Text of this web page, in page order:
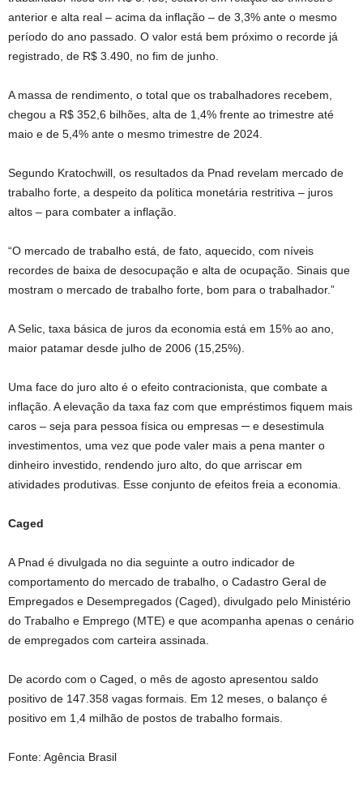
anterior e alta real – acima da inflação – de 3,3% ante o mesmo
período do ano passado. O valor está bem próximo o recorde já
registrado, de R$ 3.490, no fim de junho.
A massa de rendimento, o total que os trabalhadores recebem,
chegou a R$ 352,6 bilhões, alta de 1,4% frente ao trimestre até
maio e de 5,4% ante o mesmo trimestre de 2024.
Segundo Kratochwill, os resultados da Pnad revelam mercado de
trabalho forte, a despeito da política monetária restritiva – juros
altos – para combater a inflação.
“O mercado de trabalho está, de fato, aquecido, com níveis
recordes de baixa de desocupação e alta de ocupação. Sinais que
mostram o mercado de trabalho forte, bom para o trabalhador.”
A Selic, taxa básica de juros da economia está em 15% ao ano,
maior patamar desde julho de 2006 (15,25%).
Uma face do juro alto é o efeito contracionista, que combate a
inflação. A elevação da taxa faz com que empréstimos fiquem mais
caros – seja para pessoa física ou empresas ─ e desestimula
investimentos, uma vez que pode valer mais a pena manter o
dinheiro investido, rendendo juro alto, do que arriscar em
atividades produtivas. Esse conjunto de efeitos freia a economia.
Caged
A Pnad é divulgada no dia seguinte a outro indicador de
comportamento do mercado de trabalho, o Cadastro Geral de
Empregados e Desempregados (Caged), divulgado pelo Ministério
do Trabalho e Emprego (MTE) e que acompanha apenas o cenário
de empregados com carteira assinada.
De acordo com o Caged, o mês de agosto apresentou saldo
positivo de 147.358 vagas formais. Em 12 meses, o balanço é
positivo em 1,4 milhão de postos de trabalho formais.
Fonte: Agência Brasil